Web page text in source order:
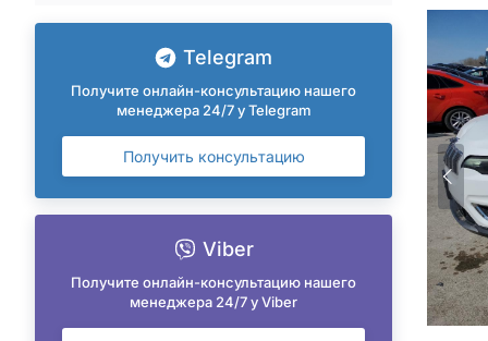
Telegram
Получите онлайн-консультацию нашего
менеджера 24/7 у Telegram
Получить консультацию
Viber
Получите онлайн-консультацию нашего
менеджера 24/7 у Viber